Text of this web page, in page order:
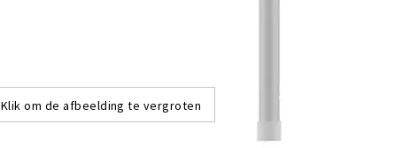
Klik om de afbeelding te vergroten